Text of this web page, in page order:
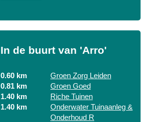
In de buurt van 'Arro'
0.60 km
Groen Zorg Leiden
0.81 km
Groen Goed
1.40 km
Riche Tuinen
1.40 km
Onderwater Tuinaanleg &
Onderhoud R